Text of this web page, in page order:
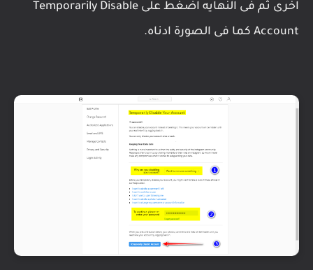
اخرى ثم فى النهايه اضغط على Temporarily Disable
Account كما فى الصورة ادناه.